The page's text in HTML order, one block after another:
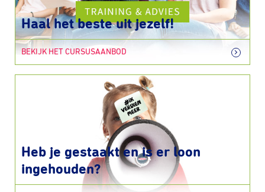
Haal het beste uit jezelf!
BEKIJK HET CURSUSAANBOD
Heb je gestaakt en is er loon
ingehouden?